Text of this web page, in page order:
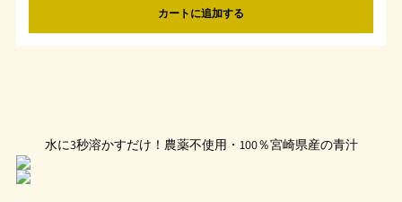
カートに追加する
水に3秒溶かすだけ！農薬不使用・100％宮崎県産の青汁